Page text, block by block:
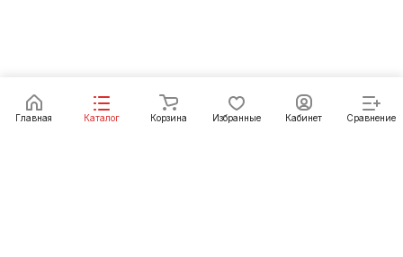
Главная Каталог Корзина Избранные Кабинет Сравнение